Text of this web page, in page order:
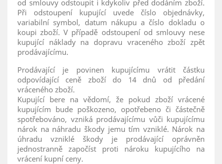
od smlouvy odstoupit i kdykoliv před dodáním zboží.
Při odstoupení kupující uvede číslo objednávky,
variabilní symbol, datum nákupu a číslo dokladu o
koupi zboží. V případě odstoupení od smlouvy nese
kupující náklady na dopravu vraceného zboží zpět
prodávajícímu.
Prodávající je povinen kupujícímu vrátit částku
odpovídající ceně zboží do 14 dnů od předání
vráceného zboží.
Kupující bere na vědomí, že pokud zboží vrácené
kupujícím bude poškozeno, opotřebeno či částečně
spotřebováno, vzniká prodávajícímu vůči kupujícímu
nárok na náhradu škody jemu tím vzniklé. Nárok na
úhradu vzniklé škody je prodávající oprávněn
jednostranně započíst proti nároku kupujícího na
vrácení kupní ceny.